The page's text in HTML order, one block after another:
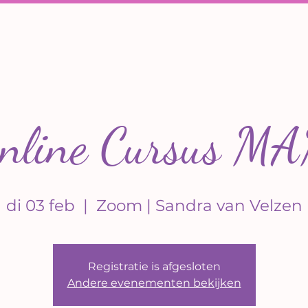
Cursus
di 03 feb
  |
Zoom | Sandra van Velzen
Registratie is afgesloten
Andere evenementen bekijken